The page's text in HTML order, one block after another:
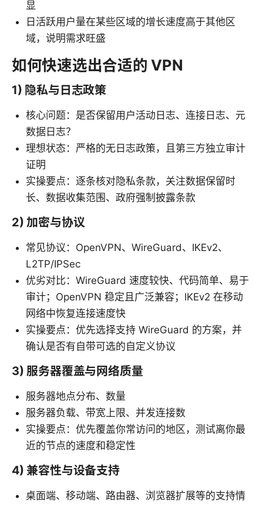
显
日活跃用户量在某些区域的增长速度高于其他区
域，说明需求旺盛
如何快速选出合适的 VPN
1) 隐私与日志政策
核心问题：是否保留用户活动日志、连接日志、元
数据日志？
理想状态：严格的无日志政策，且第三方独立审计
证明
实操要点：逐条核对隐私条款，关注数据保留时
长、数据收集范围、政府强制披露条款
2) 加密与协议
常见协议：OpenVPN、WireGuard、IKEv2、
L2TP/IPSec
优劣对比：WireGuard 速度较快、代码简单、易于
审计；OpenVPN 稳定且广泛兼容；IKEv2 在移动
网络中恢复连接速度快
实操要点：优先选择支持 WireGuard 的方案，并
确认是否有自带可选的自定义协议
3) 服务器覆盖与网络质量
服务器地点分布、数量
服务器负载、带宽上限、并发连接数
实操要点：优先覆盖你常访问的地区，测试离你最
近的节点的速度和稳定性
4) 兼容性与设备支持
桌面端、移动端、路由器、浏览器扩展等的支持情